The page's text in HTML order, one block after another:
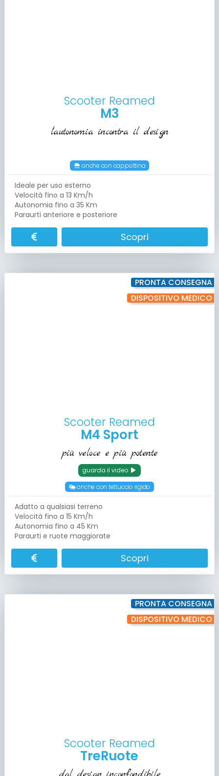
Scooter Reamed
M3
l'autonomia incontra il design
anche con cappottina
Ideale per uso esterno
Velocità fino a 13 Km/h
Autonomia fino a 35 Km
Paraurti anteriore e posteriore
Scopri
PRONTA CONSEGNA
DISPOSITIVO MEDICO
Scooter Reamed
M4 Sport
più veloce e più potente
guarda il video
anche con tettuccio rigido
Adatto a qualsiasi terreno
Velocità fino a 15 Km/h
Autonomia fino a 45 Km
Paraurti e ruote maggiorate
Scopri
PRONTA CONSEGNA
DISPOSITIVO MEDICO
Scooter Reamed
TreRuote